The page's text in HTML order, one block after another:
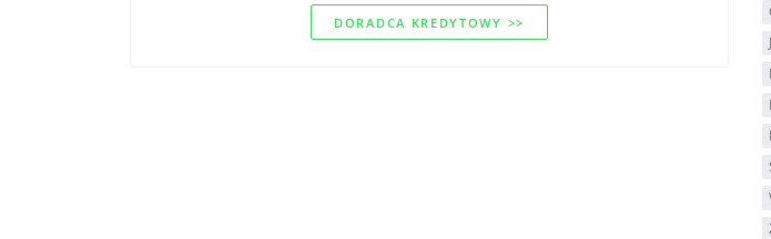
DORADCA KREDYTOWY >>